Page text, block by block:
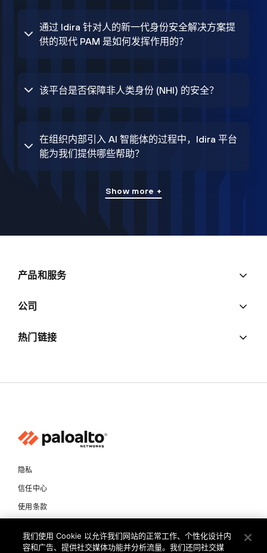
通过 Idira 针对人的新一代身份安全解决方案提
供的现代 PAM 是如何发挥作用的？
该平台是否保障非人类身份 (NHI) 的安全？
在组织内部引入 AI 智能体的过程中，Idira 平台
能为我们提供哪些帮助？
Show more +
产品和服务
公司
热门链接
隐私
信任中心
使用条款
我们使用 Cookie 以允许我们网站的正常工作、个性化设计内
容和广告、提供社交媒体功能并分析流量。我们还同社交媒